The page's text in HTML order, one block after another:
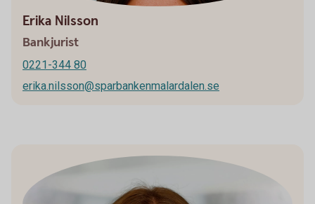
Erika Nilsson
Bankjurist
0221-344 80
erika.nilsson@sparbankenmalardalen.se